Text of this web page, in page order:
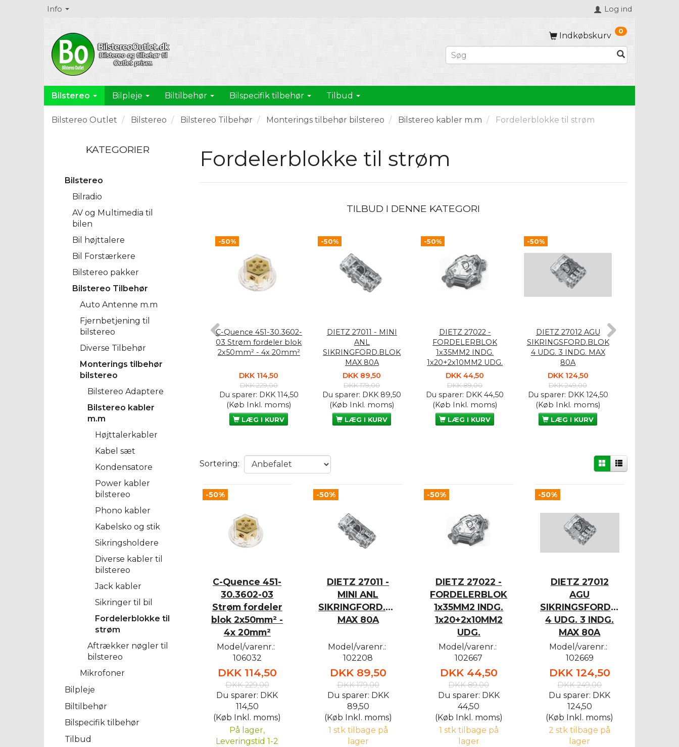
Info Log ind
Indkøbskurv 0
Bilstereo Bilpleje Biltilbehør Bilspecifik tilbehør Tilbud
Bilstereo Outlet Bilstereo Bilstereo Tilbehør Monterings tilbehør bilstereo Bilstereo kabler m.m Fordelerblokke til strøm
KATEGORIER
Bilstereo
Bilradio
AV og Multimedia til
bilen
Bil højttalere
Bil Forstærkere
Bilstereo pakker
Bilstereo Tilbehør
Auto Antenne m.m
Fjernbetjening til
bilstereo
Diverse Tilbehør
Monterings tilbehør
bilstereo
Bilstereo Adaptere
Bilstereo kabler
m.m
Højttalerkabler
Kabel sæt
Kondensatore
Power kabler
bilstereo
Phono kabler
Kabelsko og stik
Sikringsholdere
Diverse kabler til
bilstereo
Jack kabler
Sikringer til bil
Fordelerblokke til
strøm
Aftrækker nøgler til
bilstereo
Mikrofoner
Bilpleje
Biltilbehør
Bilspecifik tilbehør
Tilbud
Fordelerblokke til strøm
TILBUD I DENNE KATEGORI
-50%
C-Quence 451-30.3602-
03 Strøm fordeler blok
2x50mm² - 4x 20mm²
DKK 114,50
DKK 229,00
Du sparer: DKK 114,50
(Køb Inkl. moms)
LÆG I KURV
-50%
DIETZ 27011 - MINI
ANL
SIKRINGFORD.BLOK
MAX 80A
DKK 89,50
DKK 179,00
Du sparer: DKK 89,50
(Køb Inkl. moms)
LÆG I KURV
-50%
DIETZ 27022 -
FORDELERBLOK
1x35MM2 INDG.
1x20+2x10MM2 UDG.
DKK 44,50
DKK 89,00
Du sparer: DKK 44,50
(Køb Inkl. moms)
LÆG I KURV
-50%
DIETZ 27012 AGU
SIKRINGSFORD.BLOK
4 UDG. 3 INDG. MAX
80A
DKK 124,50
DKK 249,00
Du sparer: DKK 124,50
(Køb Inkl. moms)
LÆG I KURV
Sortering:
-50%
C-Quence 451-
30.3602-03
Strøm fordeler
blok 2x50mm² -
4x 20mm²
Model/varenr.:
106032
DKK 114,50
DKK 229,00
Du sparer: DKK
114,50
(Køb Inkl. moms)
På lager,
Leveringstid 1-2
-50%
DIETZ 27011 -
MINI ANL
SIKRINGFORD.BLOK
MAX 80A
Model/varenr.:
102208
DKK 89,50
DKK 179,00
Du sparer: DKK
89,50
(Køb Inkl. moms)
1 stk tilbage på
lager
-50%
DIETZ 27022 -
FORDELERBLOK
1x35MM2 INDG.
1x20+2x10MM2
UDG.
Model/varenr.:
102667
DKK 44,50
DKK 89,00
Du sparer: DKK
44,50
(Køb Inkl. moms)
1 stk tilbage på
lager
-50%
DIETZ 27012
AGU
SIKRINGSFORD.BLOK
4 UDG. 3 INDG.
MAX 80A
Model/varenr.:
102669
DKK 124,50
DKK 249,00
Du sparer: DKK
124,50
(Køb Inkl. moms)
2 stk tilbage på
lager